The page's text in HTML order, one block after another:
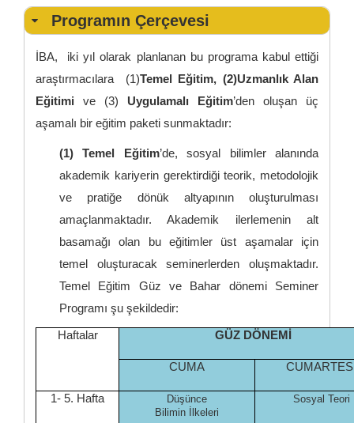
Programın Çerçevesi
İBA, iki yıl olarak planlanan bu programa kabul ettiği
araştırmacılara (1)Temel Eğitim, (2)Uzmanlık Alan
Eğitimi ve (3) Uygulamalı Eğitim’den oluşan üç
aşamalı bir eğitim paketi sunmaktadır:
(1) Temel Eğitim’de, sosyal bilimler alanında
akademik kariyerin gerektirdiği teorik, metodolojik
ve pratiğe dönük altyapının oluşturulması
amaçlanmaktadır. Akademik ilerlemenin alt
basamağı olan bu eğitimler üst aşamalar için
temel oluşturacak seminerlerden oluşmaktadır.
Temel Eğitim Güz ve Bahar dönemi Seminer
Programı şu şekildedir:
Haftalar
GÜZ DÖNEMİ
CUMA
1- 5. Hafta
Düşünce
Bilimin İlkeleri
Sosyal Teori